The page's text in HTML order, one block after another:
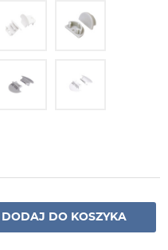
DODAJ DO KOSZYKA